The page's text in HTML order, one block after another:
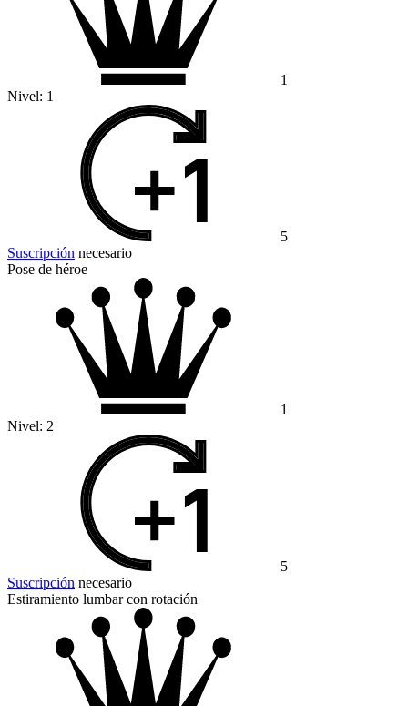
1
Nivel: 1
5
Suscripción necesario
Pose de héroe
1
Nivel: 2
5
Suscripción necesario
Estiramiento lumbar con rotación